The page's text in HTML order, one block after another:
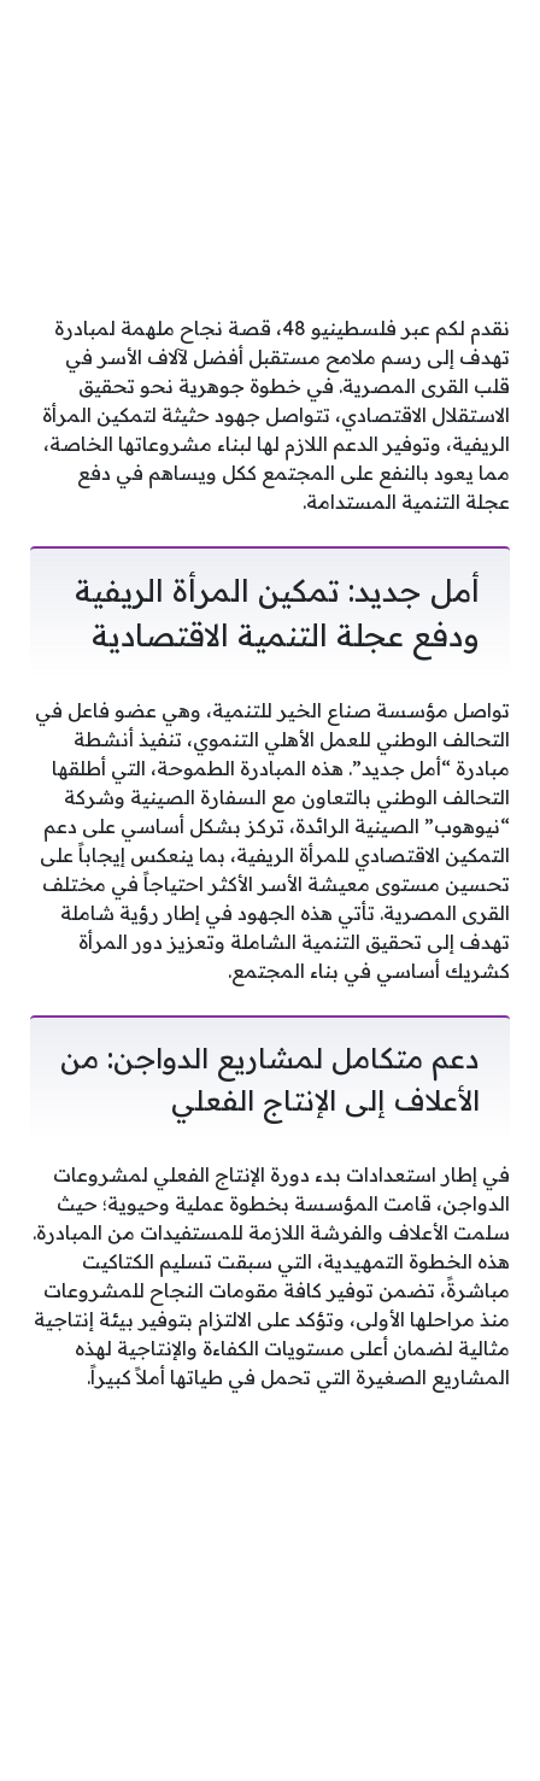
نقدم لكم عبر فلسطينيو 48، قصة نجاح ملهمة لمبادرة
تهدف إلى رسم ملامح مستقبل أفضل لآلاف الأسر في
قلب القرى المصرية. في خطوة جوهرية نحو تحقيق
الاستقلال الاقتصادي، تتواصل جهود حثيثة لتمكين المرأة
الريفية، وتوفير الدعم اللازم لها لبناء مشروعاتها الخاصة،
مما يعود بالنفع على المجتمع ككل ويساهم في دفع
عجلة التنمية المستدامة.
أمل جديد: تمكين المرأة الريفية
ودفع عجلة التنمية الاقتصادية
تواصل مؤسسة صناع الخير للتنمية، وهي عضو فاعل في
التحالف الوطني للعمل الأهلي التنموي، تنفيذ أنشطة
مبادرة “أمل جديد”. هذه المبادرة الطموحة، التي أطلقها
التحالف الوطني بالتعاون مع السفارة الصينية وشركة
“نيوهوب” الصينية الرائدة، تركز بشكل أساسي على دعم
التمكين الاقتصادي للمرأة الريفية، بما ينعكس إيجاباً على
تحسين مستوى معيشة الأسر الأكثر احتياجاً في مختلف
القرى المصرية. تأتي هذه الجهود في إطار رؤية شاملة
تهدف إلى تحقيق التنمية الشاملة وتعزيز دور المرأة
كشريك أساسي في بناء المجتمع.
دعم متكامل لمشاريع الدواجن: من
الأعلاف إلى الإنتاج الفعلي
في إطار استعدادات بدء دورة الإنتاج الفعلي لمشروعات
الدواجن، قامت المؤسسة بخطوة عملية وحيوية؛ حيث
سلمت الأعلاف والفرشة اللازمة للمستفيدات من المبادرة.
هذه الخطوة التمهيدية، التي سبقت تسليم الكتاكيت
مباشرةً، تضمن توفير كافة مقومات النجاح للمشروعات
منذ مراحلها الأولى، وتؤكد على الالتزام بتوفير بيئة إنتاجية
مثالية لضمان أعلى مستويات الكفاءة والإنتاجية لهذه
المشاريع الصغيرة التي تحمل في طياتها أملاً كبيراً.